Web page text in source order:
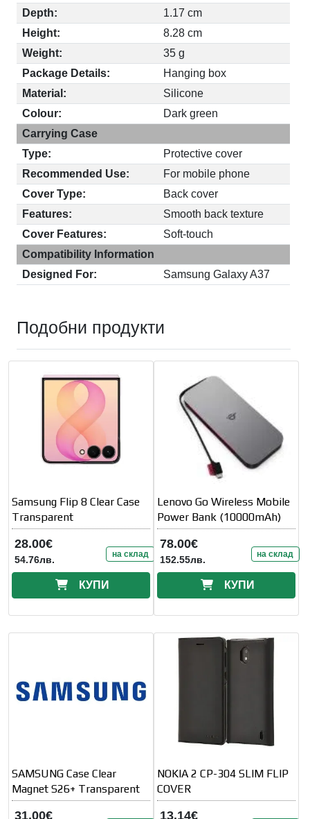
Depth:
1.17 cm
Height:
8.28 cm
Weight:
35 g
Package Details:
Hanging box
Material:
Silicone
Colour:
Dark green
Carrying Case
Type:
Protective cover
Recommended Use:
For mobile phone
Cover Type:
Back cover
Features:
Smooth back texture
Cover Features:
Soft-touch
Compatibility Information
Designed For:
Samsung Galaxy A37
Подобни продукти
Samsung Flip 8 Clear Case
Transparent
28.00€
54.76лв. на склад
КУПИ
Lenovo Go Wireless Mobile
Power Bank (10000mAh)
78.00€
152.55лв. на склад
КУПИ
SAMSUNG Case Clear
Magnet S26+ Transparent
31.00€
NOKIA 2 CP-304 SLIM FLIP
COVER
13.14€